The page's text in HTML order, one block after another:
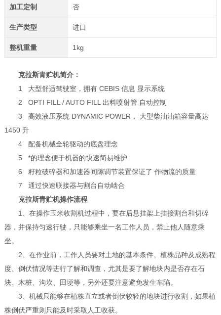
加工定制 否
生产类型 进口
整机重量 1kg
克拉斯青贮机简介：
1 大型舒适驾驶室，拥有 CEBIS 信息 显示系统
2 OPTI FILL / AUTO FILL 出料喷射管 自动控制
3 高效液压系统 DYNAMIC POWER， 大型柴油油箱容量高达
1450 升
4 配备机械全轮驱动的底盘理念
5 *的理念便于机器的快速简易维护
6 籽粒破碎器和加速器间隙调节装置保证了 作物流的质量
7 通过快速联接器与割台自动啮合
克拉斯青贮机操作流程
1、在操作玉米收割机过程中，要在后悬挂架上挂接割台和切碎
器，并保持匀速行驶，只能够乘坐一名工作人员，禁止他人随意乘
坐。
2、在作业前，工作人员要对土地的基本条件、植株品种及成熟程
度、倒伏情况等进行了解和调查，尤其是要了解地块内是否存在石
块、木桩、沟坎、田埂等，另外还要注意避免发生车陷。
3、机械只能够在植株直立或者倒伏较轻的地块进行收割，如果植
株倒伏严重则只能及时采取人工收获。